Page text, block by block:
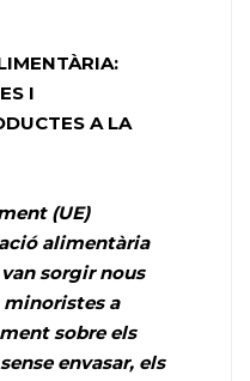
I
A LA
(UE)
alimentària
sorgir nous
a
sobre els
envasar, els